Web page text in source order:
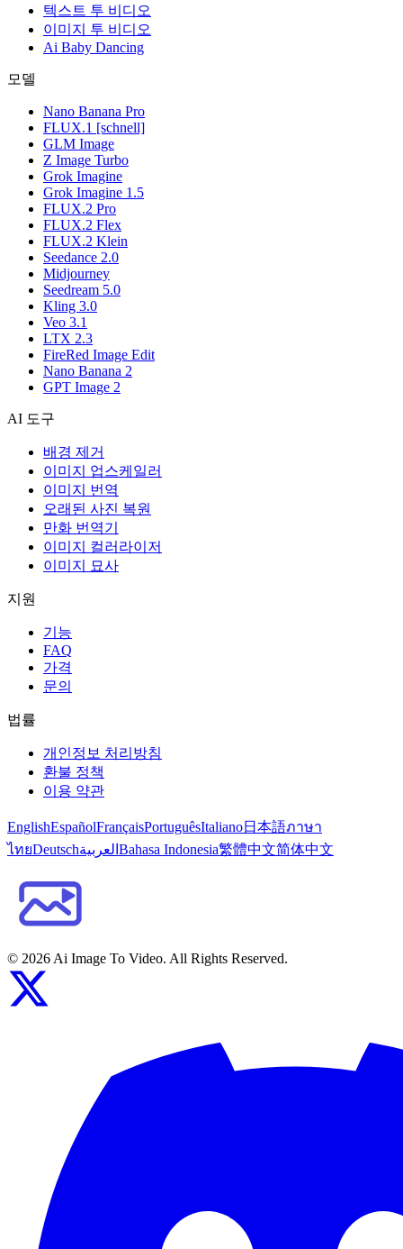
텍스트 투 비디오
이미지 투 비디오
Ai Baby Dancing
모델
Nano Banana Pro
FLUX.1 [schnell]
GLM Image
Z Image Turbo
Grok Imagine
Grok Imagine 1.5
FLUX.2 Pro
FLUX.2 Flex
FLUX.2 Klein
Seedance 2.0
Midjourney
Seedream 5.0
Kling 3.0
Veo 3.1
LTX 2.3
FireRed Image Edit
Nano Banana 2
GPT Image 2
AI 도구
배경 제거
이미지 업스케일러
이미지 번역
오래된 사진 복원
만화 번역기
이미지 컬러라이저
이미지 묘사
지원
기능
FAQ
가격
문의
법률
개인정보 처리방침
환불 정책
이용 약관
EnglishEspañolFrançaisPortuguêsItaliano日本語ภาษา
ไทยDeutschالعربية Bahasa Indonesia繁體中文简体中文
© 2026 Ai Image To Video. All Rights Reserved.